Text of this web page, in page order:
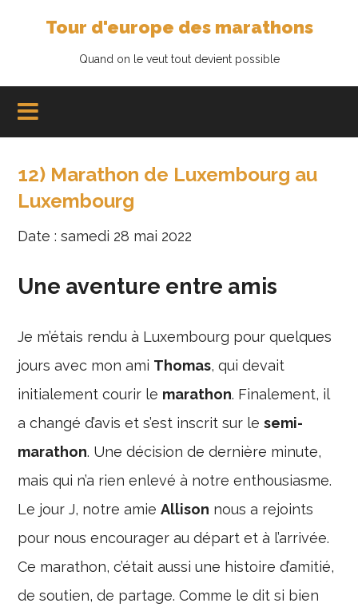
Tour d'europe des marathons
Quand on le veut tout devient possible
12) Marathon de Luxembourg au
Luxembourg
Date : samedi 28 mai 2022
Une aventure entre amis
Je m’étais rendu à Luxembourg pour quelques
jours avec mon ami Thomas, qui devait
initialement courir le marathon. Finalement, il
a changé d’avis et s’est inscrit sur lesemi-
marathon. Une décision de dernière minute,
mais qui n’a rien enlevé à notre enthousiasme.
Le jour J, notre amieAllison nous a rejoints
pour nous encourager au départ et à l’arrivée.
Ce marathon, c’était aussi une histoire d’amitié,
de soutien, de partage. Comme le dit si bien